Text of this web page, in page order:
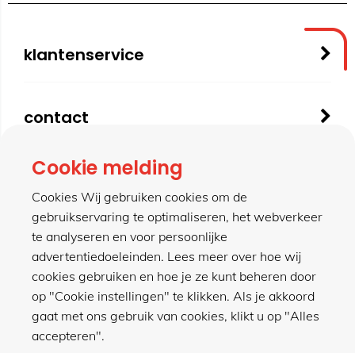
klantenservice
contact
meer van hillen
winkel
Cookie melding
Cookies Wij gebruiken cookies om de
gebruikservaring te optimaliseren, het webverkeer
te analyseren en voor persoonlijke
advertentiedoeleinden. Lees meer over hoe wij
cookies gebruiken en hoe je ze kunt beheren door
op "Cookie instellingen" te klikken. Als je akkoord
gaat met ons gebruik van cookies, klikt u op "Alles
accepteren".